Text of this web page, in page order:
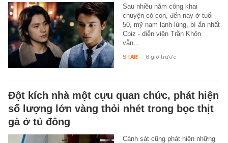
Sau nhiều năm công khai
chuyện có con, đến nay ở tuổi
50, mỹ nam lạnh lùng, bí ẩn nhất
Cbiz - diễn viên Trần Khôn
vẫn…
STAR - 6 giờ trước
Đột kích nhà một cựu quan chức, phát hiện
số lượng lớn vàng thỏi nhét trong bọc thịt
gà ở tủ đông
Cảnh sát cũng phát hiện những